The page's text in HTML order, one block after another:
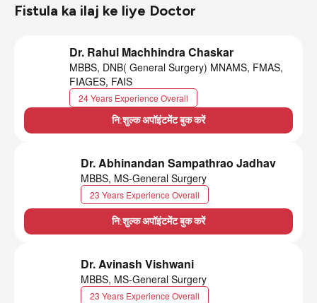
Fistula ka ilaj ke liye Doctor
Dr. Rahul Machhindra Chaskar
MBBS, DNB( General Surgery) MNAMS, FMAS,
FIAGES, FAIS
24 Years Experience Overall
नि:शुल्क अपॉइंटमेंट बुक करें
Dr. Abhinandan Sampathrao Jadhav
MBBS, MS-General Surgery
23 Years Experience Overall
नि:शुल्क अपॉइंटमेंट बुक करें
Dr. Avinash Vishwani
MBBS, MS-General Surgery
23 Years Experience Overall